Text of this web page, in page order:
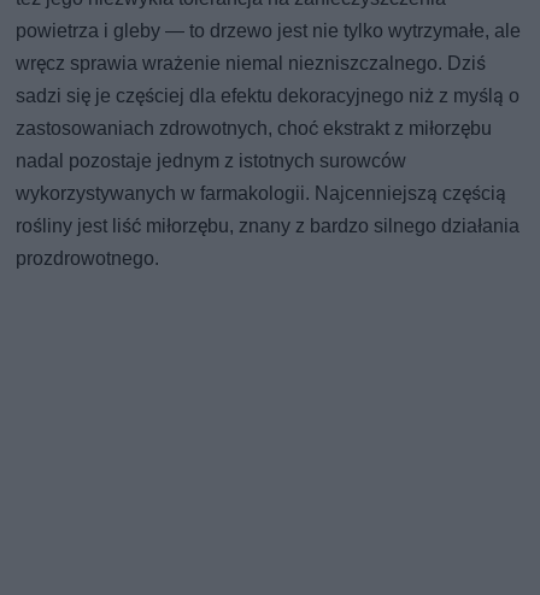
powietrza i gleby — to drzewo jest nie tylko wytrzymałe, ale
wręcz sprawia wrażenie niemal niezniszczalnego. Dziś
sadzi się je częściej dla efektu dekoracyjnego niż z myślą o
zastosowaniach zdrowotnych, choć ekstrakt z miłorzębu
nadal pozostaje jednym z istotnych surowców
wykorzystywanych w farmakologii. Najcenniejszą częścią
rośliny jest liść miłorzębu, znany z bardzo silnego działania
prozdrowotnego.